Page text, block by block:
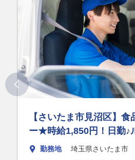
【さいたま市見沼区】
ー★時給1,850円！日勤♪
勤務地 埼玉県さいたま市